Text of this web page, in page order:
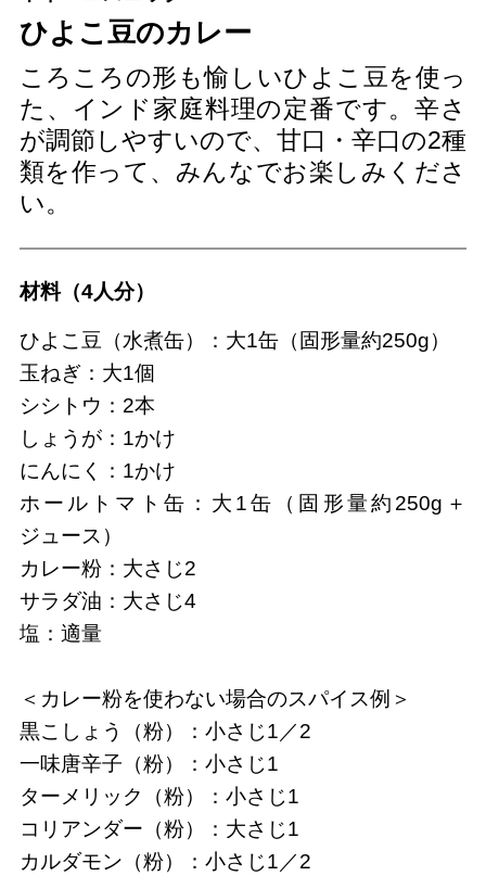
ひよこ豆のカレー
ころころの形も愉しいひよこ豆を使っ
た、インド家庭料理の定番です。辛さ
が調節しやすいので、甘口・辛口の2種
類を作って、みんなでお楽しみくださ
い。
材料（4人分）
ひよこ豆（水煮缶）：大1缶（固形量約250g）
玉ねぎ：大1個
シシトウ：2本
しょうが：1かけ
にんにく：1かけ
ホールトマト缶：大1缶（固形量約250g＋
ジュース）
カレー粉：大さじ2
サラダ油：大さじ4
塩：適量
＜カレー粉を使わない場合のスパイス例＞
黒こしょう（粉）：小さじ1／2
一味唐辛子（粉）：小さじ1
ターメリック（粉）：小さじ1
コリアンダー（粉）：大さじ1
カルダモン（粉）：小さじ1／2